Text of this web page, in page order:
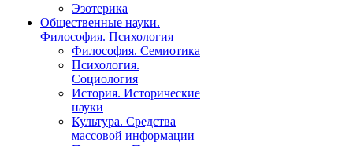
Эзотерика
Общественные науки.
Философия. Психология
Философия. Семиотика
Психология.
Социология
История. Исторические
науки
Культура. Средства
массовой информации